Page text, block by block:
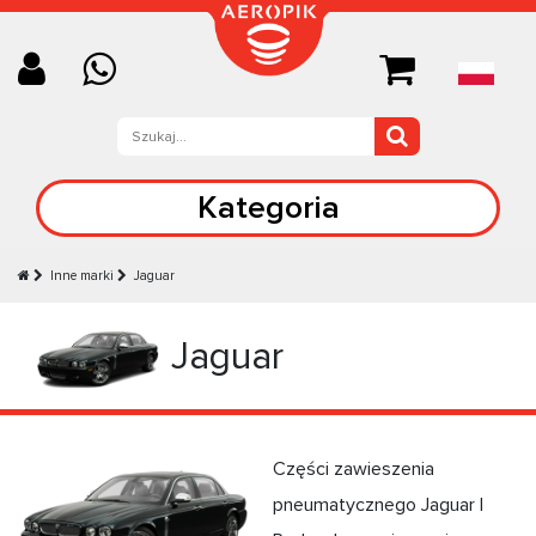
Kategoria
Inne marki Jaguar
Jaguar
Części zawieszenia
pneumatycznego Jaguar |